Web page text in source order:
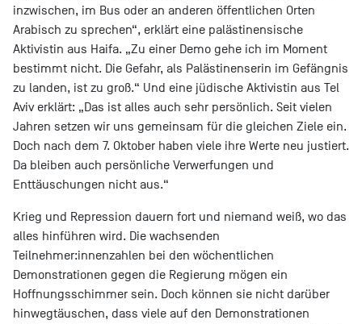
inzwischen, im Bus oder an anderen öffentlichen Orten
Arabisch zu sprechen“, erklärt eine palästinensische
Aktivistin aus Haifa. „Zu einer Demo gehe ich im Moment
bestimmt nicht. Die Gefahr, als Palästinenserin im Gefängnis
zu landen, ist zu groß.“ Und eine jüdische Aktivistin aus Tel
Aviv erklärt: „Das ist alles auch sehr persönlich. Seit vielen
Jahren setzen wir uns gemeinsam für die gleichen Ziele ein.
Doch nach dem 7. Oktober haben viele ihre Werte neu justiert.
Da bleiben auch persönliche Verwerfungen und
Enttäuschungen nicht aus.“
Krieg und Repression dauern fort und niemand weiß, wo das
alles hinführen wird. Die wachsenden
Teilnehmer:innenzahlen bei den wöchentlichen
Demonstrationen gegen die Regierung mögen ein
Hoffnungsschimmer sein. Doch können sie nicht darüber
hinwegtäuschen, dass viele auf den Demonstrationen